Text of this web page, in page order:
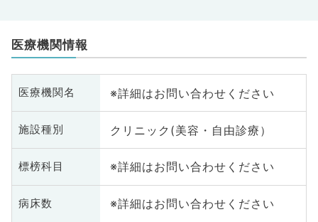
医療機関情報
医療機関名 ※詳細はお問い合わせください
施設種別 クリニック(美容・自由診療）
標榜科目 ※詳細はお問い合わせください
病床数 ※詳細はお問い合わせください